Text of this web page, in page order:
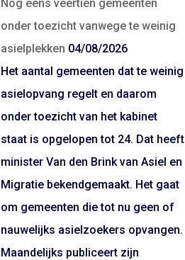
Nog eens veertien gemeenten
onder toezicht vanwege te weinig
asielplekken 04/08/2026
Het aantal gemeenten dat te weinig
asielopvang regelt en daarom
onder toezicht van het kabinet
staat is opgelopen tot 24. Dat heeft
minister Van den Brink van Asiel en
Migratie bekendgemaakt. Het gaat
om gemeenten die tot nu geen of
nauwelijks asielzoekers opvangen.
Maandelijks publiceert zijn